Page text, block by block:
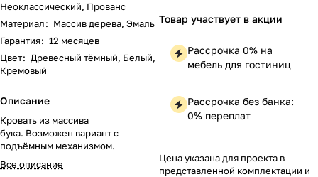
Неоклассический, Прованс
Материал: Массив дерева, Эмаль
Гарантия: 12 месяцев
Цвет: Древесный тёмный, Белый,
Кремовый
Описание
Кровать из массива
бука. Возможен вариант с
подъёмным механизмом.
Все описание
Товар участвует в акции
Рассрочка 0% на
мебель для гостиниц
Рассрочка без банка:
0% переплат
Цена указана для проекта в
представленной комплектации и